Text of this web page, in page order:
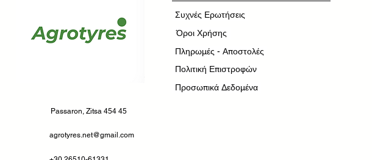
Συχνές Ερωτήσεις
​Όροι Χρήσης
Πληρωμές - Αποστολές
Πολιτική Επιστροφών
Προσωπικά Δεδομένα
Passaron, Zitsa 454 45
agrotyres.net@gmail.com